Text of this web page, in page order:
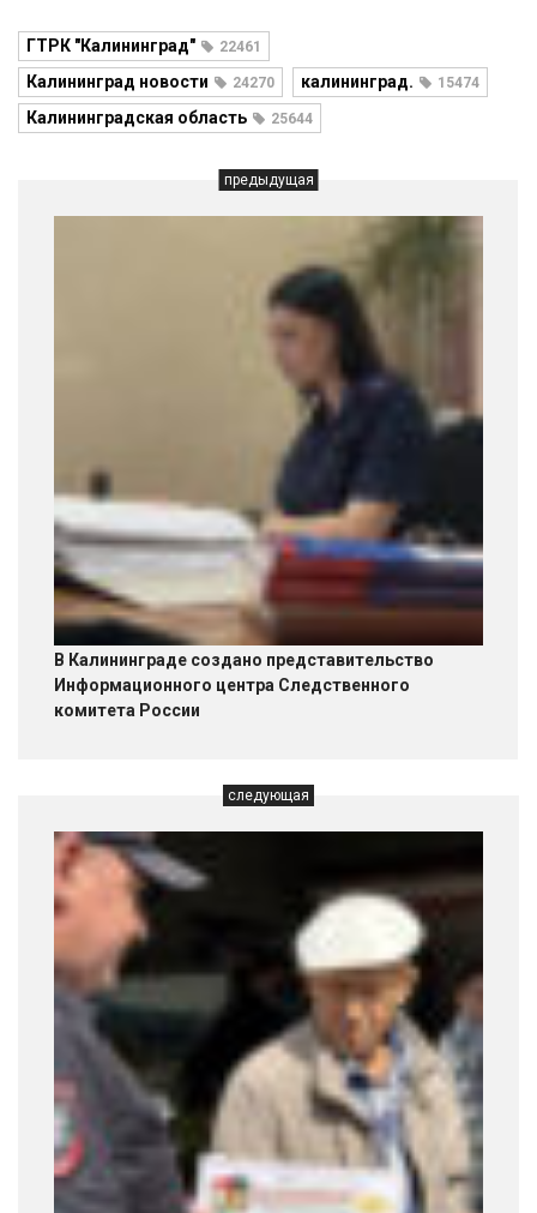
ГТРК "Калининград" 22461
Калининград новости 24270 калининград. 15474
Калининградская область 25644
предыдущая
В Калининграде создано представительство
Информационного центра Следственного
комитета России
следующая